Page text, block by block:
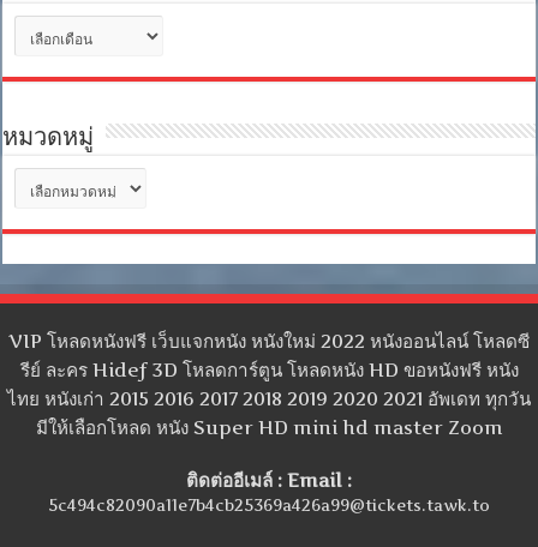
เก็บ
หมวดหมู่
หมู่
VIP โหลดหนังฟรี เว็บแจกหนัง หนังใหม่ 2022 หนังออนไลน์ โหลดซี
รีย์ ละคร Hidef 3D โหลดการ์ตูน โหลดหนัง HD ขอหนังฟรี หนัง
ไทย หนังเก่า 2015 2016 2017 2018 2019 2020 2021 อัพเดท ทุกวัน
มีให้เลือกโหลด หนัง Super HD mini hd master Zoom
ติดต่ออีเมล์ : Email :
5c494c82090a11e7b4cb25369a426a99@tickets.tawk.to